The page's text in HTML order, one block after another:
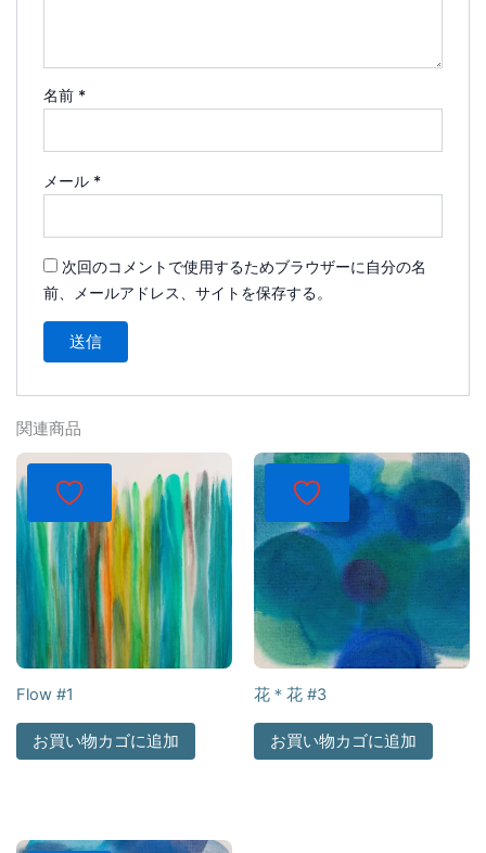
名前 *
メール *
次回のコメントで使用するためブラウザーに自分の名
前、メールアドレス、サイトを保存する。
関連商品
Flow #1
お買い物カゴに追加
花＊花 #3
お買い物カゴに追加